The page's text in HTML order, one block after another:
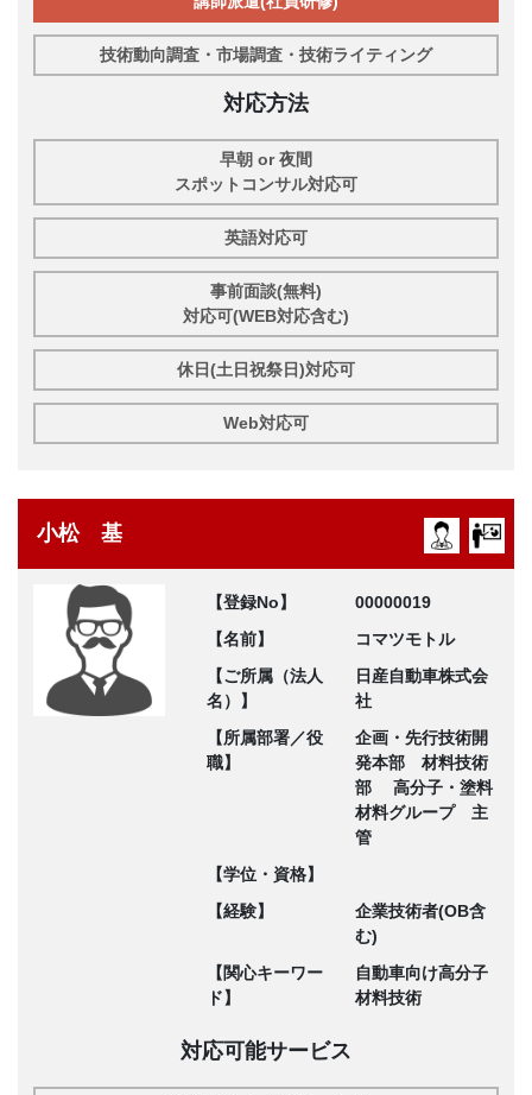
技術動向調査・市場調査・技術ライティング
対応方法
早朝 or 夜間
スポットコンサル対応可
英語対応可
事前面談(無料)
対応可(WEB対応含む)
休日(土日祝祭日)対応可
Web対応可
小松 基
【登録No】
00000019
【名前】
コマツモトル
【ご所属（法人
名）】
日産自動車株式会
社
【所属部署／役
職】
企画・先行技術開
発本部 材料技術
部 高分子・塗料
材料グループ 主
管
【学位・資格】
【経験】
企業技術者(OB含
む)
【関心キーワー
ド】
自動車向け高分子
材料技術
対応可能サービス